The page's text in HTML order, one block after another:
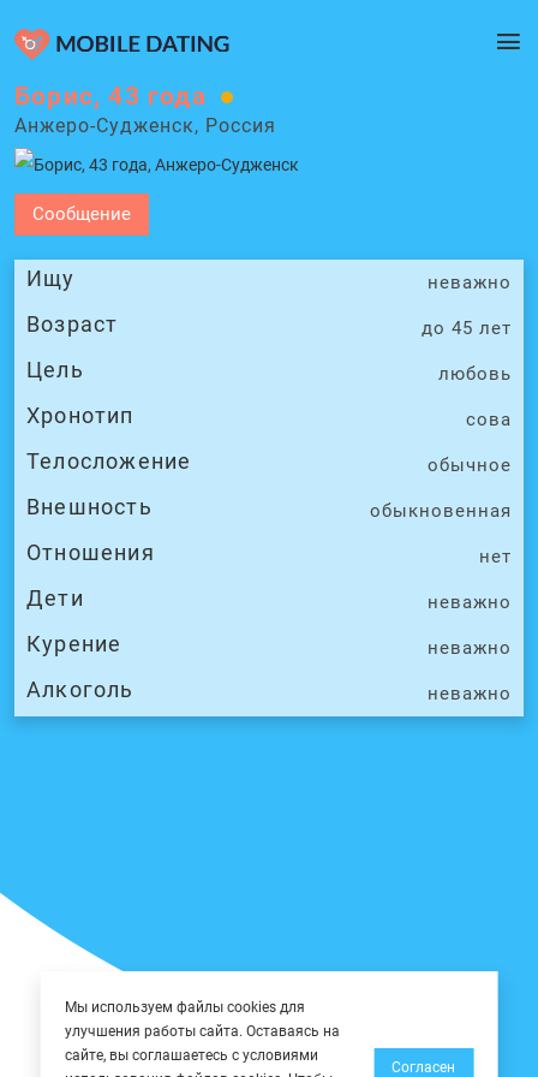
Сообщение
Ищу неважно
Возраст до 45 лет
Цель любовь
Хронотип сова
Телосложение обычное
Внешность обыкновенная
Отношения нет
Дети неважно
Курение неважно
Алкоголь неважно
Борис, 43 года
Анжеро-Судженск, Россия
Мы используем файлы cookies для
улучшения работы сайта. Оставаясь на
сайте, вы соглашаетесь с условиями
Согласен